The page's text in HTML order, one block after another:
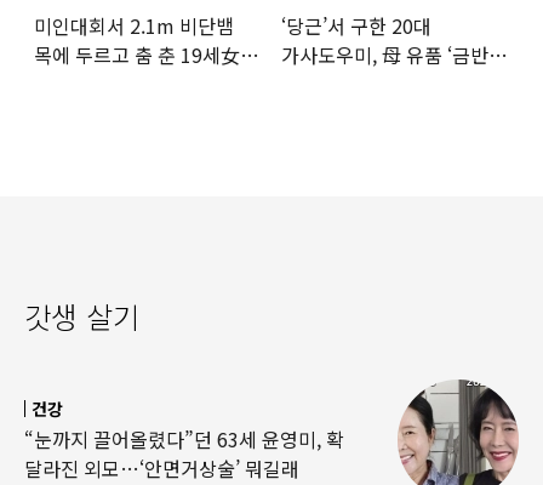
미인대회서 2.1m 비단뱀
목에 두르고 춤 춘 19세女
‘당근’서 구한 20대
가사도우미, 母 유품 ‘금반지
갓생 살기
건강
“눈까지 끌어올렸다”던 63세 윤영미, 확
달라진 외모…‘안면거상술’ 뭐길래